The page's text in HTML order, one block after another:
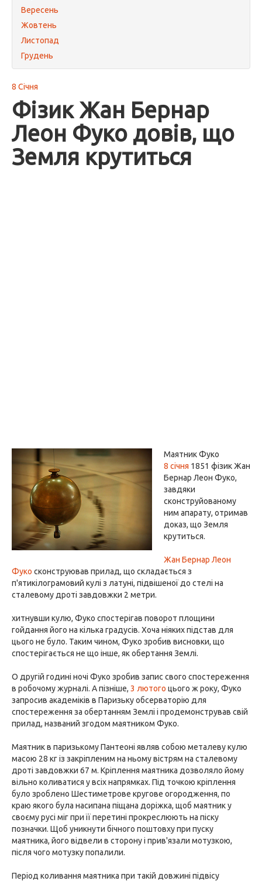
Вересень
Жовтень
Листопад
Грудень
8 Січня
Фізик Жан Бернар
Леон Фуко довів, що
Земля крутиться
Маятник Фуко
8 січня 1851 фізик Жан
Бернар Леон Фуко,
завдяки
сконструйованому
ним апарату, отримав
доказ, що Земля
крутиться.
Жан Бернар Леон
Фуко сконструював прилад, що складається з
п'ятикілограмовий кулі з латуні, підвішеної до стелі на
сталевому дроті завдовжки 2 метри.
хитнувши кулю, Фуко спостерігав поворот площини
гойдання його на кілька градусів. Хоча ніяких підстав для
цього не було. Таким чином, Фуко зробив висновки, що
спостерігається не що інше, як обертання Землі.
О другій годині ночі Фуко зробив запис свого спостереження
в робочому журналі. А пізніше, 3 лютого цього ж року, Фуко
запросив академіків в Паризьку обсерваторію для
спостереження за обертанням Землі і продемонстрував свій
прилад, названий згодом маятником Фуко.
Маятник в паризькому Пантеоні являв собою металеву кулю
масою 28 кг із закріпленим на ньому вістрям на сталевому
дроті завдовжки 67 м. Кріплення маятника дозволяло йому
вільно коливатися у всіх напрямках. Під точкою кріплення
було зроблено Шестиметрове кругове огородження, по
краю якого була насипана піщана доріжка, щоб маятник у
своєму русі міг при її перетині прокреслюють на піску
позначки. Щоб уникнути бічного поштовху при пуску
маятника, його відвели в сторону і прив'язали мотузкою,
після чого мотузку попалили.
Період коливання маятника при такій довжині підвісу